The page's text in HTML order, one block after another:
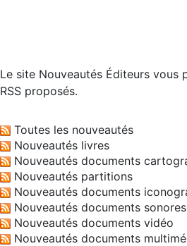
Le site Nouveautés Éditeurs vous
RSS proposés.
Toutes les nouveautés
Nouveautés livres
Nouveautés documents
Nouveautés partitions
Nouveautés documents
Nouveautés documents sonores
Nouveautés documents vidéo
Nouveautés documents